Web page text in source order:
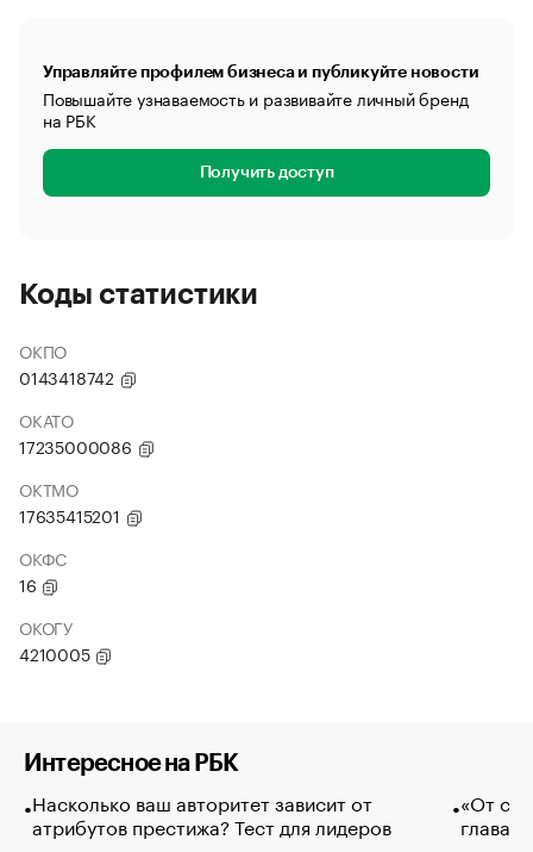
Управляйте профилем бизнеса и публикуйте новости
Повышайте узнаваемость и развивайте личный бренд
на РБК
Получить доступ
Коды статистики
ОКПО
0143418742
ОКАТО
17235000086
ОКТМО
17635415201
ОКФС
16
ОКОГУ
4210005
Интересное на РБК
Насколько ваш авторитет зависит от
атрибутов престижа? Тест для лидеров
«От
глава